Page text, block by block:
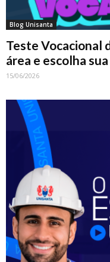
Blog Unisanta
Teste Vocacional
área e escolha
15/06/2026